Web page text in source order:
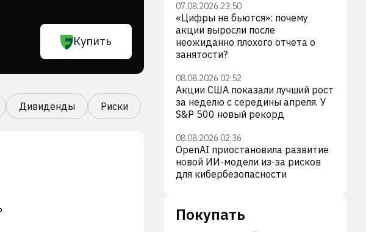
Купить
Дивиденды Риски
07.08.2026 23:50
«Цифры не бьются»: почему
акции выросли после
неожиданно плохого отчета о
занятости?
08.08.2026 02:52
Акции США показали лучший рост
за неделю с середины апреля. У
S&P 500 новый рекорд
08.08.2026 02:36
OpenAI приостановила развитие
новой ИИ-модели из-за рисков
для кибербезопасности
Покупать